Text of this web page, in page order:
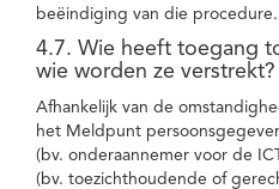
beëindiging van die procedure.
4.7. Wie heeft toegang
wie worden ze verstrekt?
Afhankelijk van de
het Meldpunt
(bv. onderaannemer voor de
(bv. toezichthoudende of